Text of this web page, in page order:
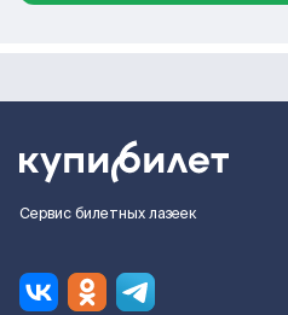
Сервис билетных лазеек